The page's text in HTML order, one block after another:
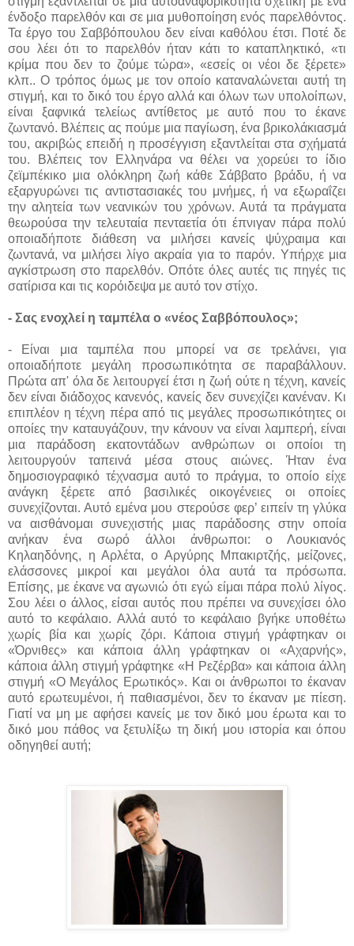
ένδοξο παρελθόν και σε μια μυθοποίηση ενός παρελθόντος.
Τα έργο του Σαββόπουλου δεν είναι καθόλου έτσι. Ποτέ δε
σου λέει ότι το παρελθόν ήταν κάτι το καταπληκτικό, «τι
κρίμα που δεν το ζούμε τώρα», «εσείς οι νέοι δε ξέρετε»
κλπ.. Ο τρόπος όμως με τον οποίο καταναλώνεται αυτή τη
στιγμή, και το δικό του έργο αλλά και όλων των υπολοίπων,
είναι ξαφνικά τελείως αντίθετος με αυτό που το έκανε
ζωντανό. Βλέπεις ας πούμε μια παγίωση, ένα βρικολάκιασμά
του, ακριβώς επειδή η προσέγγιση εξαντλείται στα σχήματά
του. Βλέπεις τον Ελληνάρα να θέλει να χορεύει το ίδιο
ζεϊμπέκικο μια ολόκληρη ζωή κάθε Σάββατο βράδυ, ή να
εξαργυρώνει τις αντιστασιακές του μνήμες, ή να εξωραΐζει
την αλητεία των νεανικών του χρόνων. Αυτά τα πράγματα
θεωρούσα την τελευταία πενταετία ότι έπνιγαν πάρα πολύ
οποιαδήποτε διάθεση να μιλήσει κανείς ψύχραιμα και
ζωντανά, να μιλήσει λίγο ακραία για το παρόν. Υπήρχε μια
αγκίστρωση στο παρελθόν. Οπότε όλες αυτές τις πηγές τις
σατίρισα και τις κορόιδεψα με αυτό τον στίχο.
- Σας ενοχλεί η ταμπέλα ο «νέος Σαββόπουλος»;
- Είναι μια ταμπέλα που μπορεί να σε τρελάνει, για
οποιαδήποτε μεγάλη προσωπικότητα σε παραβάλλουν.
Πρώτα απ' όλα δε λειτουργεί έτσι η ζωή ούτε η τέχνη, κανείς
δεν είναι διάδοχος κανενός, κανείς δεν συνεχίζει κανέναν. Κι
επιπλέον η τέχνη πέρα από τις μεγάλες προσωπικότητες οι
οποίες την καταυγάζουν, την κάνουν να είναι λαμπερή, είναι
μια παράδοση εκατοντάδων ανθρώπων οι οποίοι τη
λειτουργούν ταπεινά μέσα στους αιώνες. Ήταν ένα
δημοσιογραφικό τέχνασμα αυτό το πράγμα, το οποίο είχε
ανάγκη ξέρετε από βασιλικές οικογένειες οι οποίες
συνεχίζονται. Αυτό εμένα μου στερούσε φερ’ ειπείν τη γλύκα
να αισθάνομαι συνεχιστής μιας παράδοσης στην οποία
ανήκαν ένα σωρό άλλοι άνθρωποι: ο Λουκιανός
Κηλαηδόνης, η Αρλέτα, ο Αργύρης Μπακιρτζής, μείζονες,
ελάσσονες μικροί και μεγάλοι όλα αυτά τα πρόσωπα.
Επίσης, με έκανε να αγωνιώ ότι εγώ είμαι πάρα πολύ λίγος.
Σου λέει ο άλλος, είσαι αυτός που πρέπει να συνεχίσει όλο
αυτό το κεφάλαιο. Αλλά αυτό το κεφάλαιο βγήκε υποθέτω
χωρίς βία και χωρίς ζόρι. Κάποια στιγμή γράφτηκαν οι
«Όρνιθες» και κάποια άλλη γράφτηκαν οι «Αχαρνής»,
κάποια άλλη στιγμή γράφτηκε «Η Ρεζέρβα» και κάποια άλλη
στιγμή «Ο Μεγάλος Ερωτικός». Και οι άνθρωποι το έκαναν
αυτό ερωτευμένοι, ή παθιασμένοι, δεν το έκαναν με πίεση.
Γιατί να μη με αφήσει κανείς με τον δικό μου έρωτα και το
δικό μου πάθος να ξετυλίξω τη δική μου ιστορία και όπου
οδηγηθεί αυτή;